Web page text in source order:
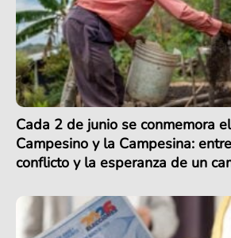
Cada 2 de junio se conmemora
Campesino y la Campesina:
conflicto y la esperanza de un